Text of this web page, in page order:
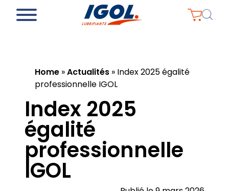
Home »Actualités » Index 2025 égalité
professionnelle IGOL
Index 2025
égalité
professionnelle
IGOL